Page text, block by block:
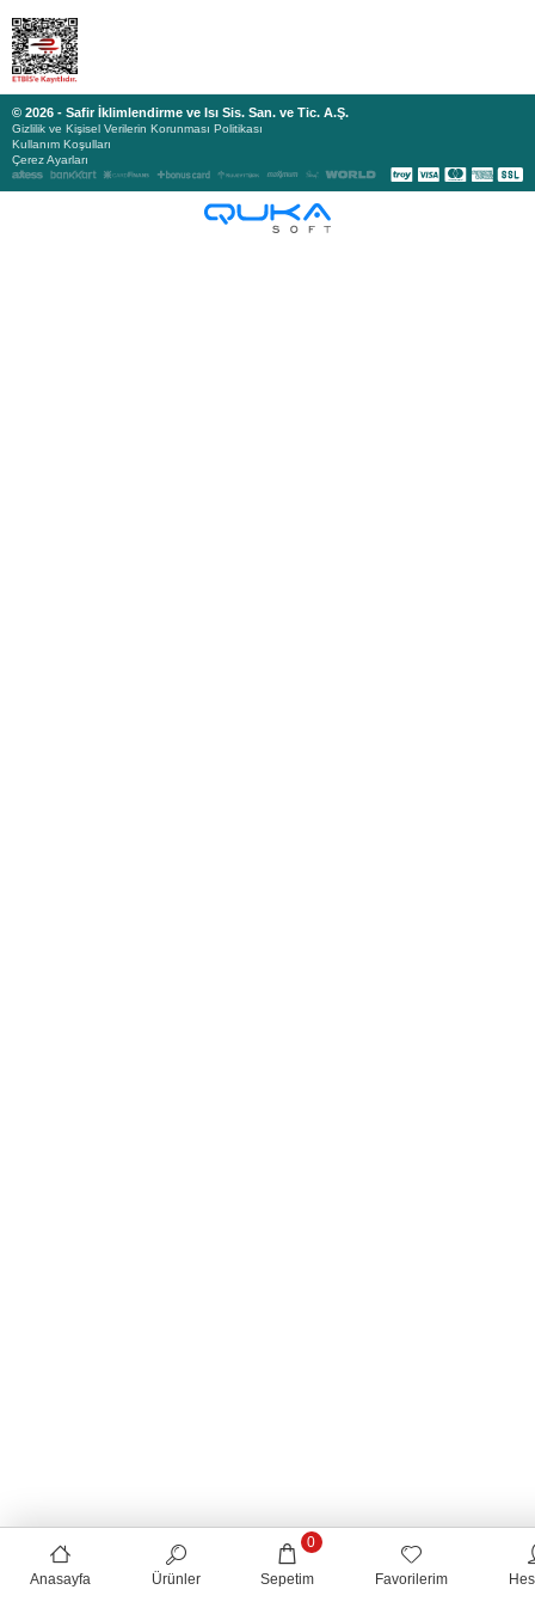
© 2026 - Safir İklimlendirme ve Isı Sis. San. ve Tic. A.Ş.
Gizlilik ve Kişisel Verilerin Korunması Politikası
Kullanım Koşulları
Çerez Ayarları
Anasayfa Ürünler Sepetim
0
Favorilerim